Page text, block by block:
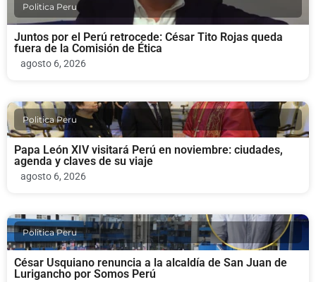
Politica Peru
Juntos por el Perú retrocede: César Tito Rojas queda
fuera de la Comisión de Ética
agosto 6, 2026
Politica Peru
Papa León XIV visitará Perú en noviembre: ciudades,
agenda y claves de su viaje
agosto 6, 2026
Politica Peru
César Usquiano renuncia a la alcaldía de San Juan de
Lurigancho por Somos Perú